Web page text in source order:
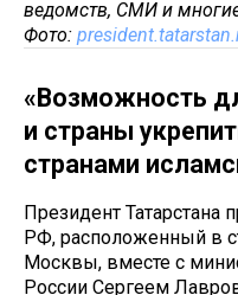
ведомств, СМИ и
Фото:
«Возможность
и страны
странами
Президент
РФ, расположенный в
Москвы, вместе с
России Сергеем